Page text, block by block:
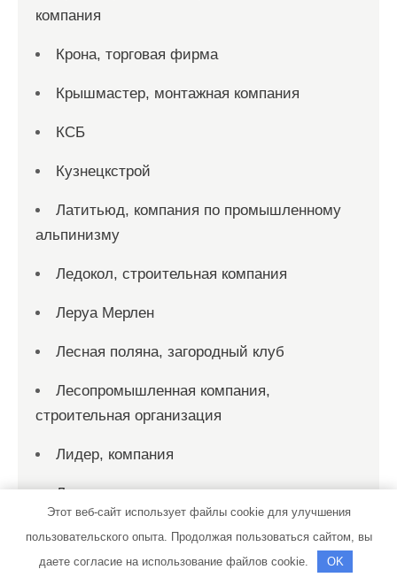
компания
Крона, торговая фирма
Крышмастер, монтажная компания
КСБ
Кузнецкстрой
Латитьюд, компания по промышленному
альпинизму
Ледокол, строительная компания
Леруа Мерлен
Лесная поляна, загородный клуб
Лесопромышленная компания,
строительная организация
Лидер, компания
Лира
Лист, компания
Листогиб, компания по производству
Этот веб-сайт использует файлы cookie для улучшения
пользовательского опыта. Продолжая пользоваться сайтом, вы
даете согласие на использование файлов cookie.
OK